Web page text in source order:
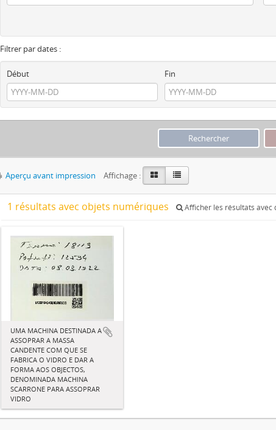
Filtrer par dates :
Début
Fin
Aperçu avant impression Affichage :
1 résultats avec objets numériques Afficher les résultats avec
UMA MACHINA DESTINADA A
ASSOPRAR A MASSA
CANDENTE COM QUE SE
FABRICA O VIDRO E DAR A
FORMA AOS OBJECTOS,
DENOMINADA MACHINA
SCARRONE PARA ASSOPRAR
VIDRO